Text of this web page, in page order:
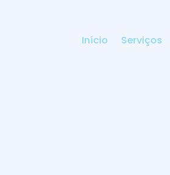
Início Serviços